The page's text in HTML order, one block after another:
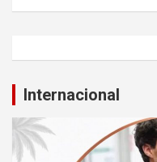
Internacional